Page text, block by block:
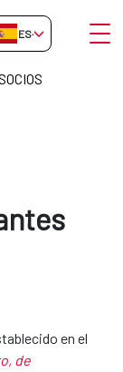
ES-ES Abrir
en el
de